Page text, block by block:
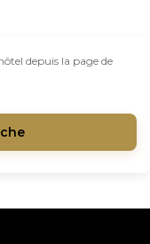
depuis la page de